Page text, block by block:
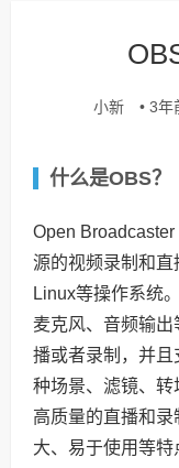
小新 • 3
什么是OBS？
Open
源的视频录制和
Linux等操作系统
麦克风、音频输
播或者录制，并
种场景、滤镜、
高质量的直播和
大、易于使用等